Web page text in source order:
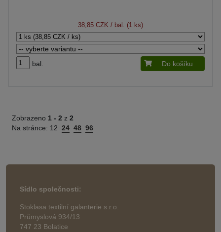
38,85 CZK / bal. (1 ks)
bal. Do košíku
Zobrazeno 1 - 2 z 2
Na stránce: 12 24 48 96
Sídlo společnosti:
Stoklasa textilní galanterie s.r.o.
Průmyslová 934/13
747 23 Bolatice